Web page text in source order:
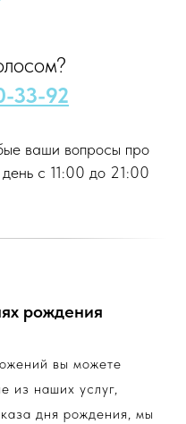
33-92
ваши вопросы про
с 11:00 до 21:00
рождения
вы можете
из наших услуг,
дня рождения, мы